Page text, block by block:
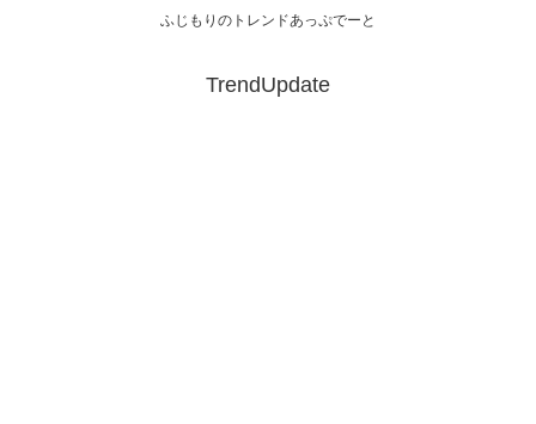
ふじもりのトレンドあっぷでーと
TrendUpdate